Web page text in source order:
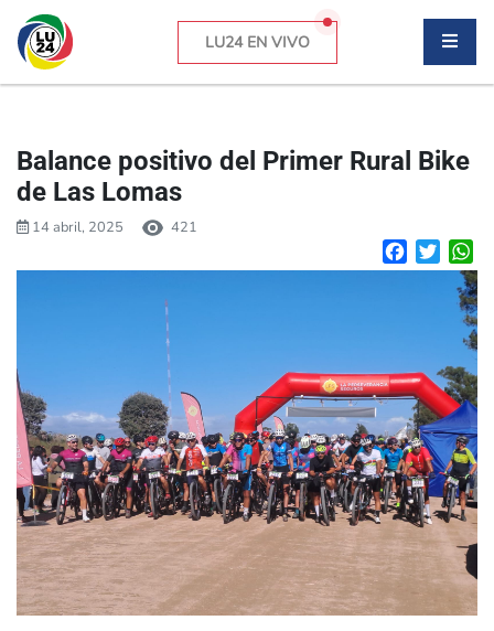
LU24 EN VIVO
Balance positivo del Primer Rural Bike
de Las Lomas
14 abril, 2025 421
Facebook